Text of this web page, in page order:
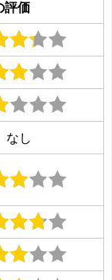
評価
なし